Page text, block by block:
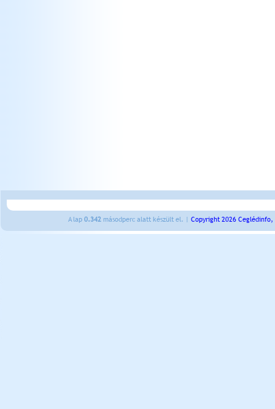
A lap 0.342 másodperc alatt készült el. | Copyright 2026